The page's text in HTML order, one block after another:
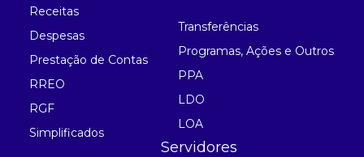
Receitas
Despesas
Prestação de Contas
RREO
RGF
Simplificados
Transferências
Programas, Ações e Outros
PPA
LDO
LOA
Servidores